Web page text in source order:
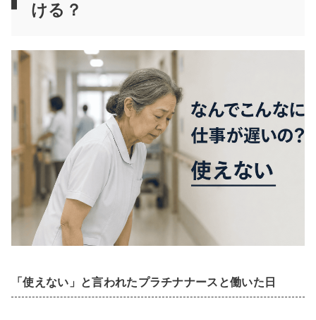
ける？
「使えない」と言われたプラチナナースと働いた日